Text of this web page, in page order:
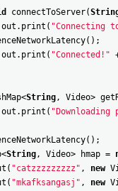
connectToServer(
out . print ( "Connecting
( ) ;
out . print ( "Connected!"
<String, Video>
out . print (
( ) ;
<String, Video> hmap =
( "catzzzzzzzzz" , new
( "mkafksangasj" , new